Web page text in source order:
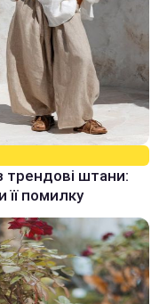
трендові штани:
помилку